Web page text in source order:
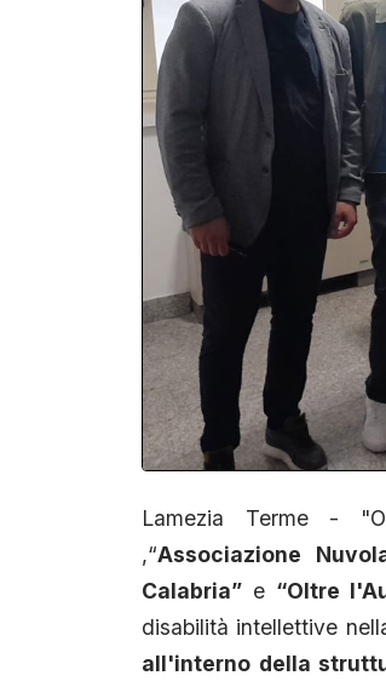
Lamezia Terme -
,“Associazione
Calabria” e “Oltre
disabilità intellettive
all'interno della